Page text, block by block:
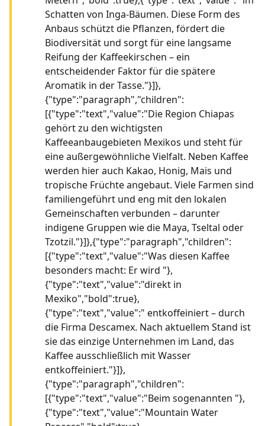
Schatten von Inga-Bäumen. Diese Form des
Anbaus schützt die Pflanzen, fördert die
Biodiversität und sorgt für eine langsame
Reifung der Kaffeekirschen – ein
entscheidender Faktor für die spätere
Aromatik in der Tasse."}]},
{"type":"paragraph","children":
[{"type":"text","value":"Die Region Chiapas
gehört zu den wichtigsten
Kaffeeanbaugebieten Mexikos und steht für
eine außergewöhnliche Vielfalt. Neben Kaffee
werden hier auch Kakao, Honig, Mais und
tropische Früchte angebaut. Viele Farmen sind
familiengeführt und eng mit den lokalen
Gemeinschaften verbunden – darunter
indigene Gruppen wie die Maya, Tseltal oder
Tzotzil."}]},{"type":"paragraph","children":
[{"type":"text","value":"Was diesen Kaffee
besonders macht: Er wird "},
{"type":"text","value":"direkt in
Mexiko","bold":true},
{"type":"text","value":" entkoffeiniert – durch
die Firma Descamex. Nach aktuellem Stand ist
sie das einzige Unternehmen im Land, das
Kaffee ausschließlich mit Wasser
entkoffeiniert."}]},
{"type":"paragraph","children":
[{"type":"text","value":"Beim sogenannten "},
{"type":"text","value":"Mountain Water